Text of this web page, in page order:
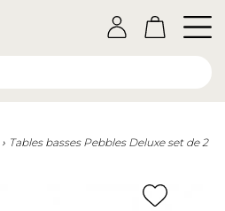
Tables basses Pebbles Deluxe set de 2